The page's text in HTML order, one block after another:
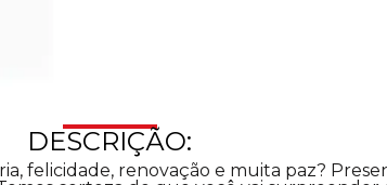
DESCRIÇÃO:
felicidade, renovação e muita paz?